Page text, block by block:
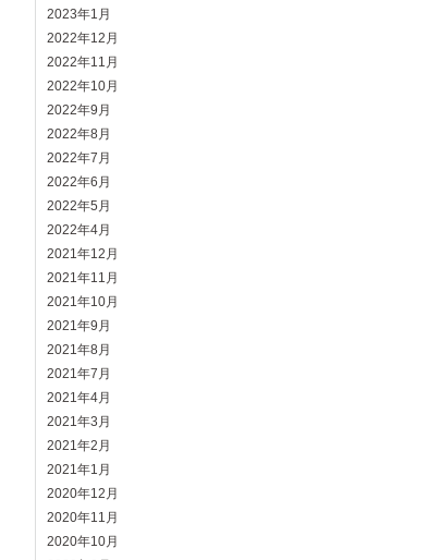
2023年1月
2022年12月
2022年11月
2022年10月
2022年9月
2022年8月
2022年7月
2022年6月
2022年5月
2022年4月
2021年12月
2021年11月
2021年10月
2021年9月
2021年8月
2021年7月
2021年4月
2021年3月
2021年2月
2021年1月
2020年12月
2020年11月
2020年10月